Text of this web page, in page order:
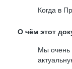
Когда в
О чём этот
Мы очень